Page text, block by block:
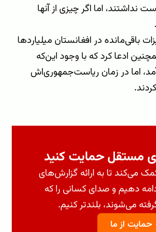
نداشتند، اما اگر چیزی از آنها
باقی‌مانده در افغانستان میلیاردها
ادعا کرد که با وجود این‌که
اما در زمان ریاست‌جمهوری‌اش
مستقل حمایت کنید
می‌کند تا به ارائه گزارش‌های
دهیم و صدای کسانی را که
می‌شوند، بلندتر کنیم.
حمایت از ما